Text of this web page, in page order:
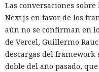
Las conversaciones
Next.js en favor de los
aún no se confirman en
de Vercel, Guillermo
descargas del
doble del año pasado,